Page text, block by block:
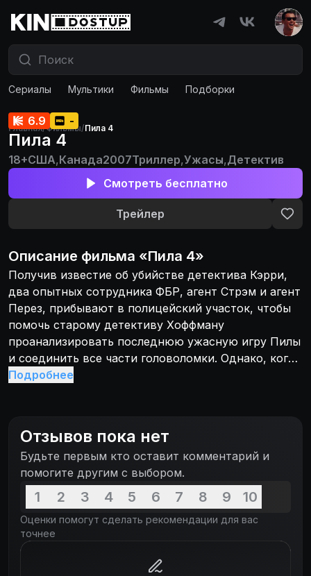
Сериалы Мультики Фильмы Подборки
Главная/Фильмы/Пила 4
6.9 -
Пила 4
18+США,Канада2007Триллер,Ужасы,Детектив
Смотреть бесплатно
Трейлер
Описание фильма «Пила 4»
Получив известие об убийстве детектива Кэрри,
два опытных сотрудника ФБР, агент Стрэм и агент
Перез, прибывают в полицейский участок, чтобы
помочь старому детективу Хоффману
проанализировать последнюю ужасную игру Пилы
и соединить все части головоломки. Однако, когда
капитан Ригг, последний полицейский, нетронутый
взаимосвязанных ловушек… или оказаться перед
лицом их беспощадных последствий. В то время,
как Ригга по всему городу преследуют следы
трупов, детектив Хоффман и ФБР обнаруживают
глубоко спрятанные ключи к разгадке, которые
приводят их назад к бывшей жене Пилы — Джил.
Подробнее
Отзывов пока нет
Будьте первым кто оставит комментарий и
помогите другим с выбором.
1 2 3 4 5 6 7 8 9 10
Оценки помогут сделать рекомендации для вас
точнее